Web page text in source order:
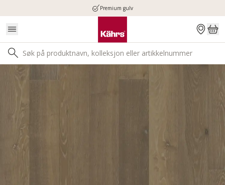
Premium gulv